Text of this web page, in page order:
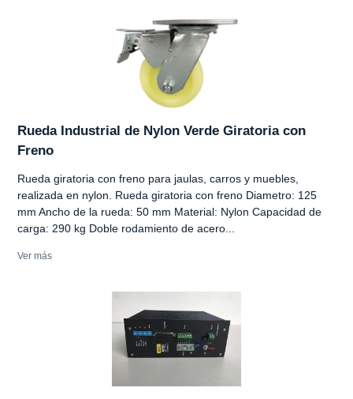
Rueda Industrial de Nylon Verde Giratoria con
Freno
Rueda giratoria con freno para jaulas, carros y muebles,
realizada en nylon. Rueda giratoria con freno Diametro: 125
mm Ancho de la rueda: 50 mm Material: Nylon Capacidad de
carga: 290 kg Doble rodamiento de acero...
Ver más